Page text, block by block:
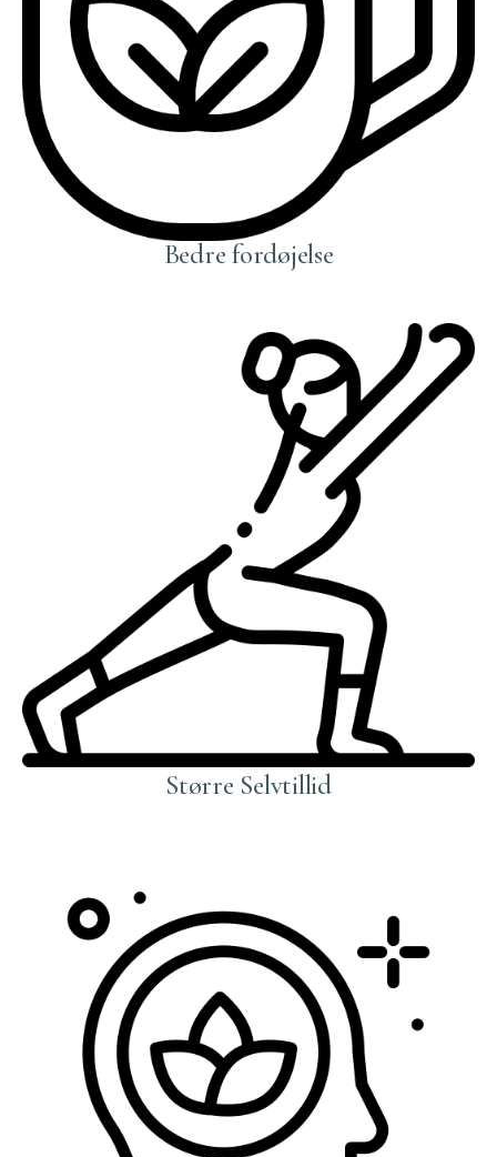
Bedre fordøjelse
Større Selvtillid